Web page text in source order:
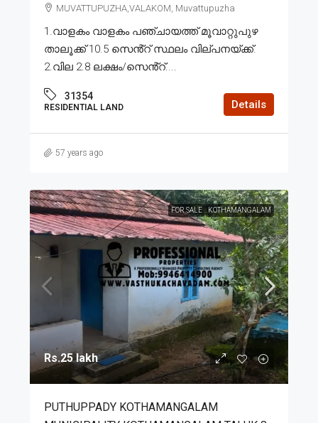
MUVATTUPUZHA,VALAKOM, Muvattupuzha
1.വാളകം വാളകം പഞ്ചായത്ത് മൂവാറ്റുപുഴ
താലൂക്ക് 10.5 സെൻ്റ് സ്ഥലം വില്പനയ്ക്ക്.
2.വില 2.8 ലക്ഷം/സെൻ്റ്....
31354
RESIDENTIAL LAND Details
57 years ago
FOR SALE KOTHAMANGALAM
Rs.25 lakh
PUTHUPPADY KOTHAMANGALAM